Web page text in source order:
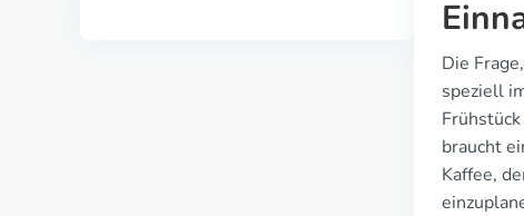
Die
speziell
braucht
Kaffee,